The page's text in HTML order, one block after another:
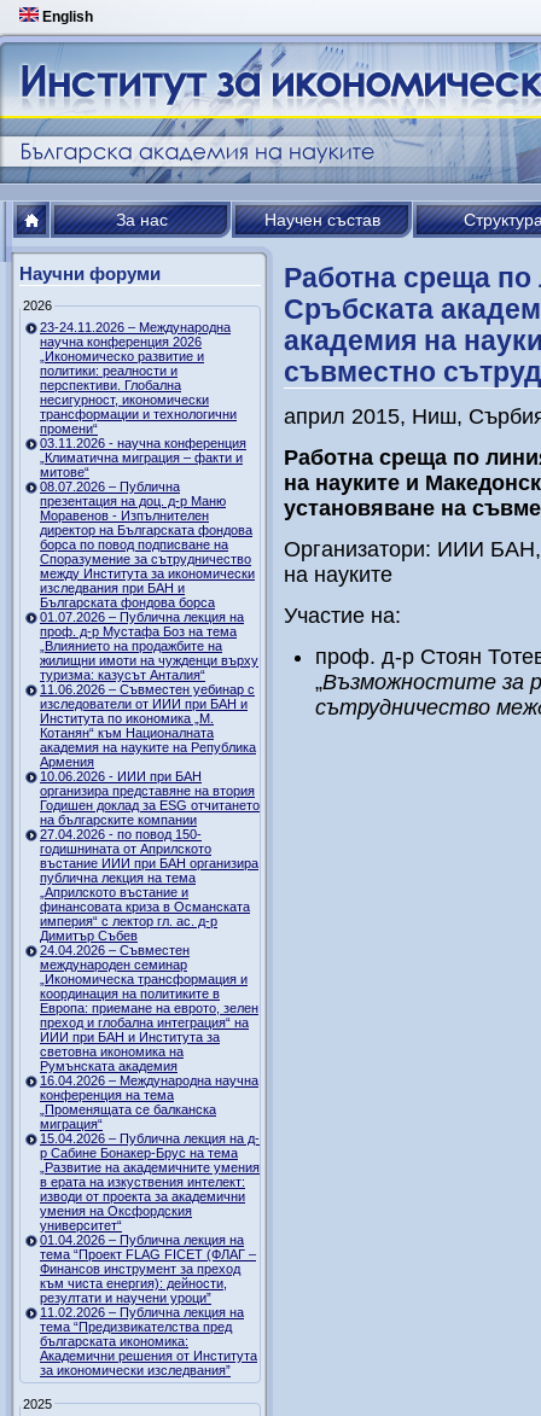
English
За нас Научен състав
Научни форуми
2026
23-24.11.2026 – Международна
научна конференция 2026
„Икономическо развитие и
политики: реалности и
перспективи. Глобална
несигурност, икономически
трансформации и технологични
промени“
03.11.2026 - научна конференция
„Климатична миграция – факти и
митове“
08.07.2026 – Публична
презентация на доц. д-р Маню
Моравенов - Изпълнителен
директор на Българската фондова
борса по повод подписване на
Споразумение за сътрудничество
между Института за икономически
изследвания при БАН и
Българската фондова борса
01.07.2026 – Публична лекция на
проф. д-р Мустафа Боз на тема
„Влиянието на продажбите на
жилищни имоти на чужденци върху
туризма: казусът Анталия“
11.06.2026 – Съвместен уебинар с
изследователи от ИИИ при БАН и
Института по икономика „М.
Котанян“ към Националната
академия на науките на Република
Армения
10.06.2026 - ИИИ при БАН
организира представяне на втория
Годишен доклад за ESG отчитането
на българските компании
27.04.2026 - по повод 150-
годишнината от Априлското
въстание ИИИ при БАН организира
публична лекция на тема
„Априлското въстание и
финансовата криза в Османската
империя“ с лектор гл. ас. д-р
Димитър Събев
24.04.2026 – Съвместен
международен семинар
„Икономическа трансформация и
координация на политиките в
Европа: приемане на еврото, зелен
преход и глобална интеграция“ на
ИИИ при БАН и Института за
световна икономика на
Румънската академия
16.04.2026 – Международна научна
конференция на тема
„Променящата се балканска
миграция“
15.04.2026 – Публична лекция на д-
р Сабине Бонакер-Брус на тема
„Развитие на академичните умения
в ерата на изкуствения интелект:
изводи от проекта за академични
умения на Оксфордския
университет“
01.04.2026 – Публична лекция на
тема “Проект FLAG FICET (ФЛАГ –
Финансов инструмент за преход
към чиста енергия): дейности,
резултати и научени уроци”
11.02.2026 – Публична лекция на
тема “Предизвикателства пред
българската икономика:
Академични решения от Института
за икономически изследвания”
2025
Работна среща
Сръбската
академия на
съвместно
април 2015, Ниш,
Работна среща по
на науките и
установяване на
Организатори: ИИИ
на науките
Участие на:
проф. д-р Стоян
„Възможностите за
сътрудничество